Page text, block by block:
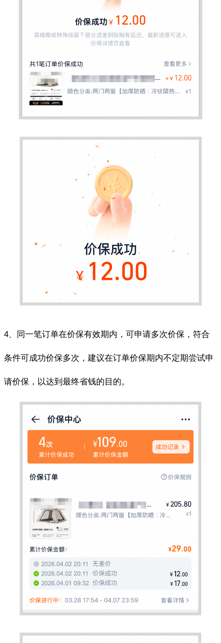
4、同一笔订单在价保有效期内，可申请多次价保，符合
条件可成功价保多次，建议在订单价保期内不定期尝试申
请价保，以达到最终省钱的目的。